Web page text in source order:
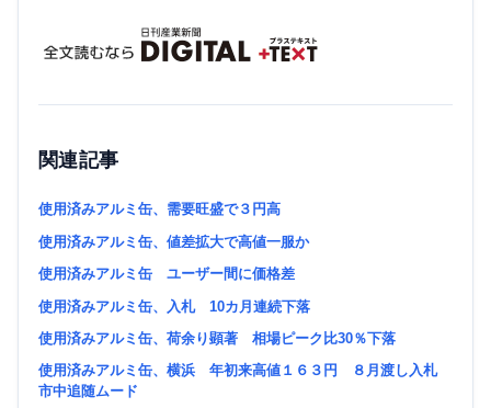
関連記事
使用済みアルミ缶、需要旺盛で３円高
使用済みアルミ缶、値差拡大で高値一服か
使用済みアルミ缶 ユーザー間に価格差
使用済みアルミ缶、入札 10カ月連続下落
使用済みアルミ缶、荷余り顕著 相場ピーク比30％下落
使用済みアルミ缶、横浜 年初来高値１６３円 ８月渡し入札
市中追随ムード